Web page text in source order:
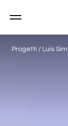
Progetti / Luis